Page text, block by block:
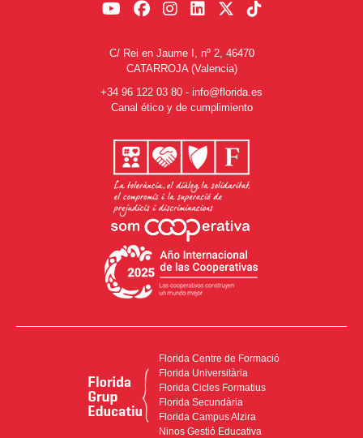
C/ Rei en Jaume I, nº 2, 46470
CATARROJA (Valencia)
+34 96 122 03 80 - info@florida.es
Canal ético y de cumplimiento
Florida Centre de Formació
Florida Universitària
Florida Cicles Formatius
Florida Secundària
Florida Campus Alzira
Ninos Gestió Educativa